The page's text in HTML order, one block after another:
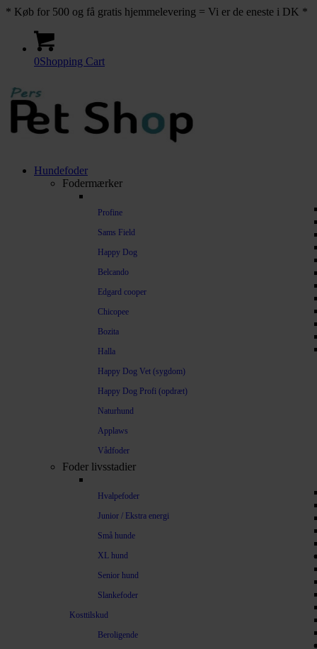
* Køb for 500 og få gratis hjemmelevering = Vi er de eneste i DK *
0Shopping Cart
Hundefoder
Fodermærker
Profine
Sams Field
Happy Dog
Belcando
Edgard cooper
Chicopee
Bozita
Halla
Happy Dog Vet (sygdom)
Happy Dog Profi (opdræt)
Naturhund
Applaws
Vådfoder
Foder livsstadier
Hvalpefoder
Junior / Ekstra energi
Små hunde
XL hund
Senior hund
Slankefoder
Kosttilskud
Beroligende